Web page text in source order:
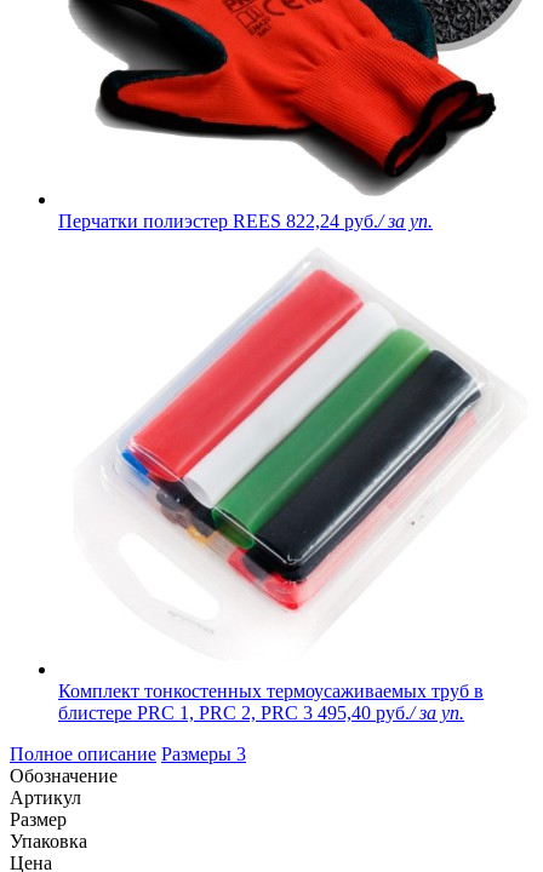
Перчатки полиэстер REES 822,24 руб./ за уп.
Комплект тонкостенных термоусаживаемых труб в
блистере PRC 1, PRC 2, PRC 3 495,40 руб./ за уп.
Полное описание Размеры 3
Обозначение
Артикул
Размер
Упаковка
Цена